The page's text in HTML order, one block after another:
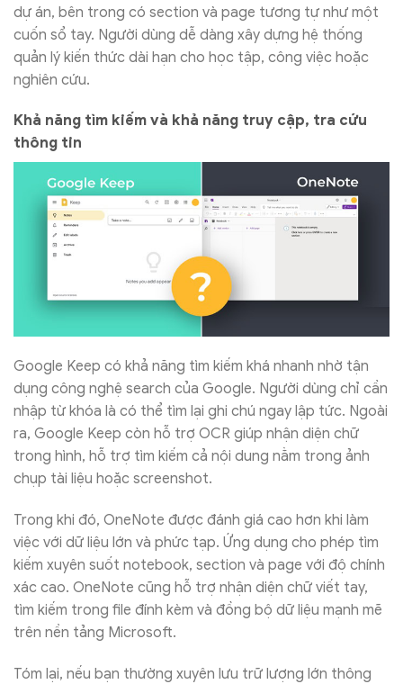
dự án, bên trong có section và page tương tự như một
cuốn sổ tay. Người dùng dễ dàng xây dựng hệ thống
quản lý kiến thức dài hạn cho học tập, công việc hoặc
nghiên cứu.
Khả năng tìm kiếm và khả năng truy cập, tra cứu
thông tin
Google Keep có khả năng tìm kiếm khá nhanh nhờ tận
dụng công nghệ search của Google. Người dùng chỉ cần
nhập từ khóa là có thể tìm lại ghi chú ngay lập tức. Ngoài
ra, Google Keep còn hỗ trợ OCR giúp nhận diện chữ
trong hình, hỗ trợ tìm kiếm cả nội dung nằm trong ảnh
chụp tài liệu hoặc screenshot.
Trong khi đó, OneNote được đánh giá cao hơn khi làm
việc với dữ liệu lớn và phức tạp. Ứng dụng cho phép tìm
kiếm xuyên suốt notebook, section và page với độ chính
xác cao. OneNote cũng hỗ trợ nhận diện chữ viết tay,
tìm kiếm trong file đính kèm và đồng bộ dữ liệu mạnh mẽ
trên nền tảng Microsoft.
Tóm lại, nếu bạn thường xuyên lưu trữ lượng lớn thông